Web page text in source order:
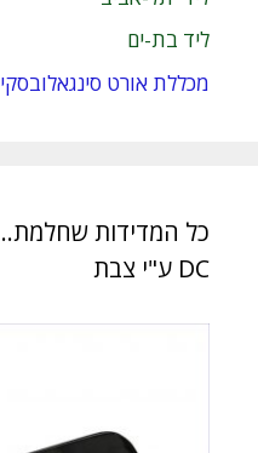
ליד בת-ים
מכללת אורט סינגאלובסקי
DC ע"י צבת